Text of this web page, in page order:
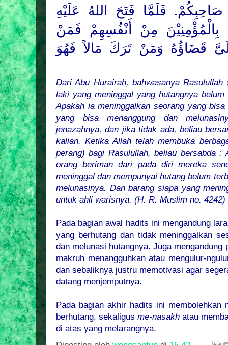
فَلَمَّا فَتَحَ اللهُ عَلَيْهِ
بِالْمُؤْمِنِيْنَ مِنْ أَنْفُسِهِمْ فَمَنْ
قَضَاؤُهُ وَمَنْ تَرَكَ مَالاً فَهُوَ
Dari Abu Hurairah, bahwasanya
laki yang meninggal yang hutangnya
Apakah ia meninggalkan seorang yang
yang bisa menanggung dan
jenazahnya, dan jika tidak ada, beliau
kalian. Ketika Allah telah membuka
perang) bagi Rasulullah, beliau bersabda :
orang beriman dari pada diri mereka
meninggal dan mempunyai hutang belum
melunasinya. Dan barang siapa yang
untuk ahli warisnya. (H. R. Muslim no. 4242)
Pada bagian awal hadits ini mengandung
yang berhutang dan tidak meninggalkan
dan melunasi hutangnya. Juga mengandung
makruh menangguhkan atau mengulur-
dan sebaliknya justru memotivasi agar
datang menjemputnya.
Pada bagian akhir hadits ini membolehkan
berhutang, sekaligusme-nasakh atau
di atas yang melarangnya.